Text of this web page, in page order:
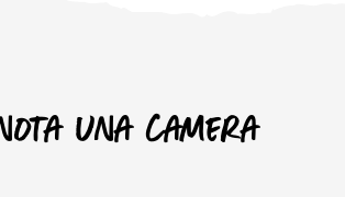
una camera